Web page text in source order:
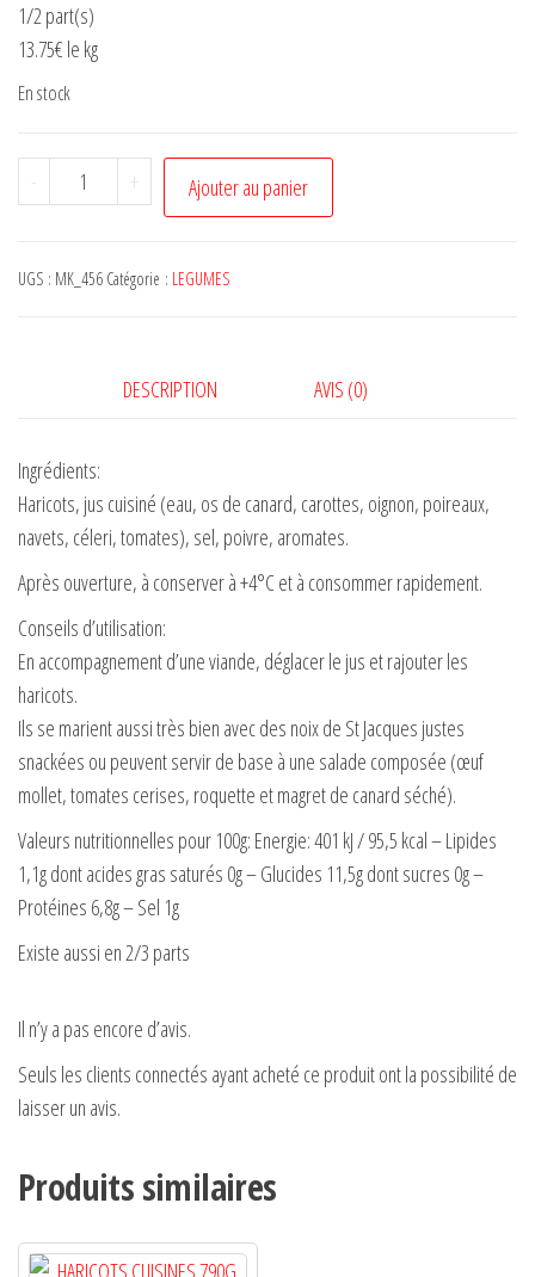
1/2 part(s)
13.75€ le kg
En stock
-
quantité
de
CUISINES
+ Ajouter au panier
UGS : MK_456 Catégorie : LEGUMES
DESCRIPTION AVIS (0)
Ingrédients:
Haricots, jus cuisiné (eau, os de canard, carottes, oignon, poireaux,
navets, céleri, tomates), sel, poivre, aromates.
Après ouverture, à conserver à +4°C et à consommer rapidement.
Conseils d’utilisation:
En accompagnement d’une viande, déglacer le jus et rajouter les
haricots.
Ils se marient aussi très bien avec des noix de St Jacques justes
snackées ou peuvent servir de base à une salade composée (œuf
mollet, tomates cerises, roquette et magret de canard séché).
Valeurs nutritionnelles pour 100g: Energie: 401 kJ / 95,5 kcal – Lipides
1,1g dont acides gras saturés 0g – Glucides 11,5g dont sucres 0g –
Protéines 6,8g – Sel 1g
Existe aussi en 2/3 parts
Il n’y a pas encore d’avis.
Seuls les clients connectés ayant acheté ce produit ont la possibilité de
laisser un avis.
Produits similaires